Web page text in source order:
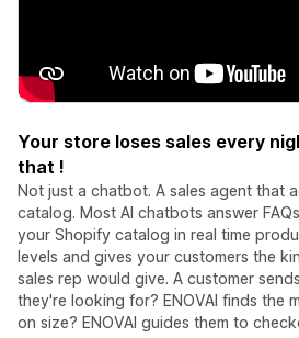
Your store loses sales every
that !
Not just a chatbot. A sales agent that
catalog. Most AI chatbots answer
your Shopify catalog in real time
levels and gives your customers the
sales rep would give. A customer
they're looking for? ENOVAI finds the
on size? ENOVAI guides them to